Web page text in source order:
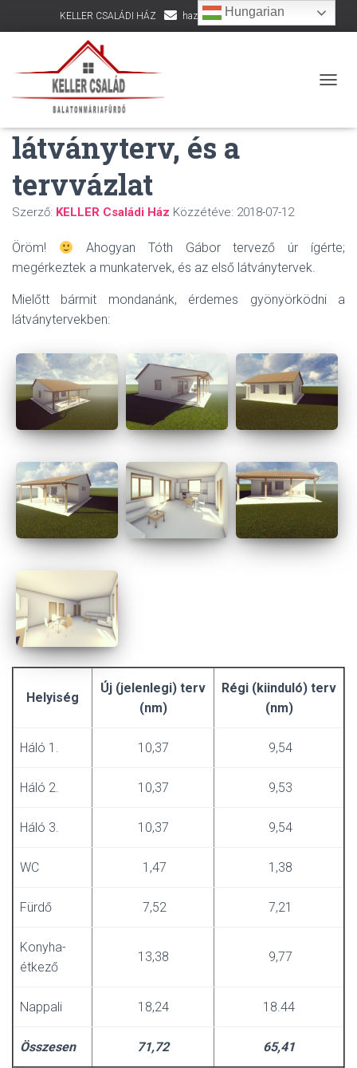
KELLER CSALÁDI HÁZ hazepites@kellercsalad.hu
Öröm és bánat! Megjött
a munkaközi
látványterv, és a
tervvázlat
Szerző: KELLER Családi Ház Közzétéve: 2018-07-12
Öröm!
Ahogyan Tóth Gábor tervező úr ígérte;
megérkeztek a munkatervek, és az első látványtervek.
Mielőtt bármit mondanánk, érdemes gyönyörködni a
látványtervekben:
Helyiség
Új (jelenlegi) terv
(nm)
Régi (kiinduló) terv
(nm)
Háló 1. 10,37 9,54
Háló 2. 10,37 9,53
Háló 3. 10,37 9,54
WC 1,47 1,38
Fürdő 7,52 7,21
Konyha-
étkező
13,38 9,77
Nappali 18,24 18.44
Összesen 71,72 65,41
Hungarian